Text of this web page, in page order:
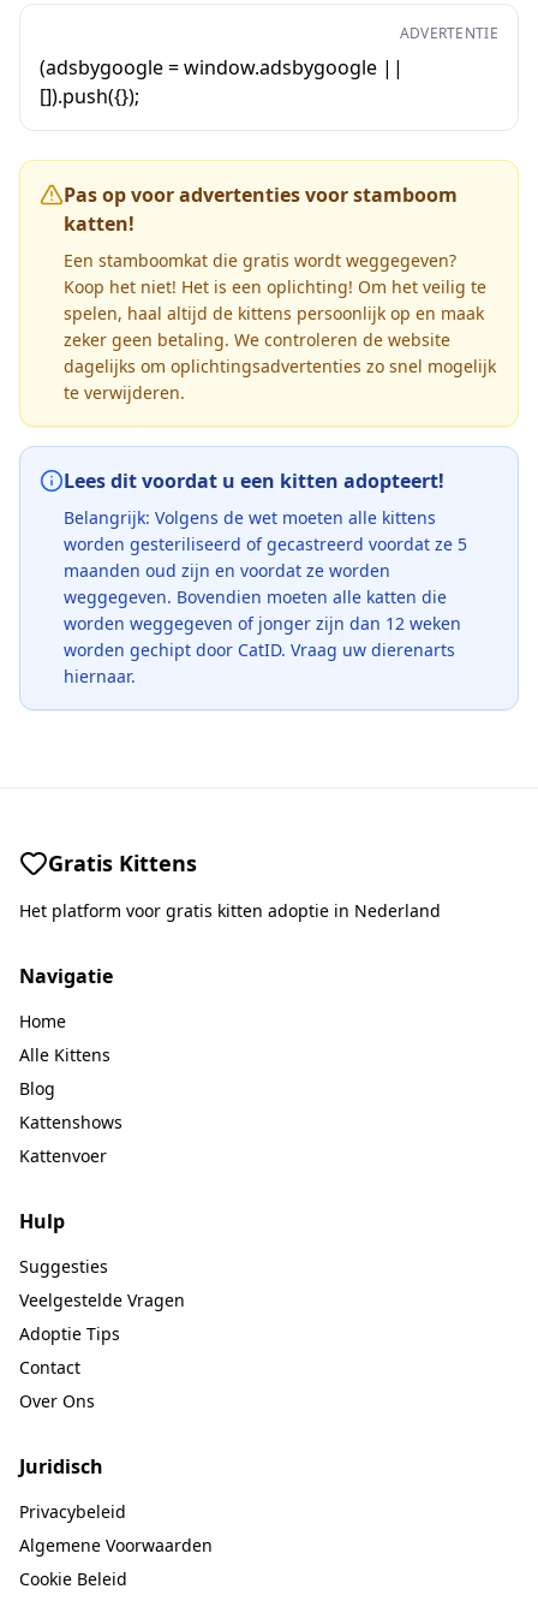
ADVERTENTIE
(adsbygoogle = window.adsbygoogle ||
[]).push({});
Pas op voor advertenties voor stamboom
katten!
Een stamboomkat die gratis wordt weggegeven?
Koop het niet! Het is een oplichting! Om het veilig te
spelen, haal altijd de kittens persoonlijk op en maak
zeker geen betaling. We controleren de website
dagelijks om oplichtingsadvertenties zo snel mogelijk
te verwijderen.
Lees dit voordat u een kitten adopteert!
Belangrijk: Volgens de wet moeten alle kittens
worden gesteriliseerd of gecastreerd voordat ze 5
maanden oud zijn en voordat ze worden
weggegeven. Bovendien moeten alle katten die
worden weggegeven of jonger zijn dan 12 weken
worden gechipt door CatID. Vraag uw dierenarts
hiernaar.
Gratis Kittens
Het platform voor gratis kitten adoptie in Nederland
Navigatie
Home
Alle Kittens
Blog
Kattenshows
Kattenvoer
Hulp
Suggesties
Veelgestelde Vragen
Adoptie Tips
Contact
Over Ons
Juridisch
Privacybeleid
Algemene Voorwaarden
Cookie Beleid